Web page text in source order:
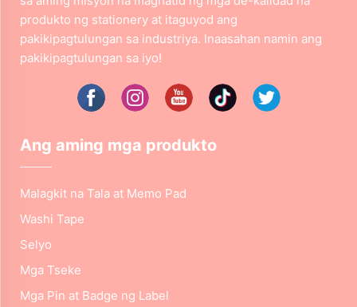
produkto ng stationery at itaguyod ang
pakikipagtulungan sa industriya. Inaasahan namin ang
pakikipagtulungan sa iyo!
Ang aming mga produkto
Malagkit na Tala at Memo Pad
Washi Tape
Selyo
Mga Tseke
Mga Pin at Badge ng Label